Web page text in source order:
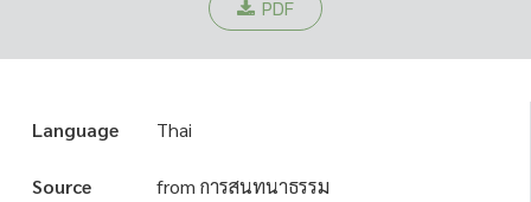
PDF
Language Thai
Source from การสนทนาธรรม